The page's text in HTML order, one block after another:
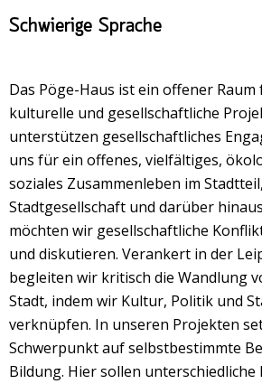
Schwierige Sprache
Das Pöge-Haus ist ein offener
kulturelle und gesellschaftliche
unterstützen gesellschaftliches
uns für ein offenes, vielfältiges,
soziales Zusammenleben im
Stadtgesellschaft und darüber
möchten wir gesellschaftliche
und diskutieren. Verankert in der
begleiten wir kritisch die Wandlung
Stadt, indem wir Kultur, Politik und
verknüpfen. In unseren Projekten
Schwerpunkt auf selbstbestimmte
Bildung. Hier sollen unterschiedliche